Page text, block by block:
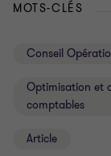
MOTS-CLÉS
Conseil
Optimisation et
comptables
Article